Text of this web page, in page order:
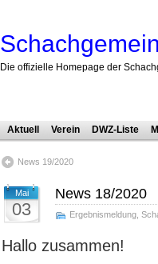
Die offizielle Homepage der
Aktuell Verein DWZ-Liste
News 19/2020
Mai
03
News 18/2020
Ergebnismeldung
Hallo zusammen!